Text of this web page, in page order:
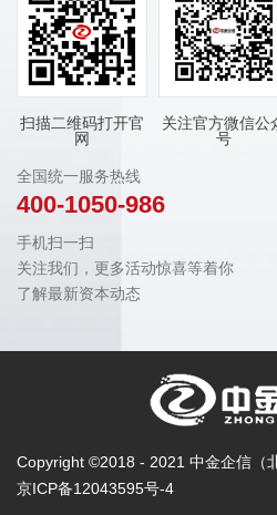
扫描二维码打开官
网
关注官方微信公
号
全国统一服务热线
400-1050-986
手机扫一扫
关注我们，更多活动惊喜等着你
了解最新资本动态
Copyright ©2018 - 2021 中金企信（
京ICP备12043595号-4